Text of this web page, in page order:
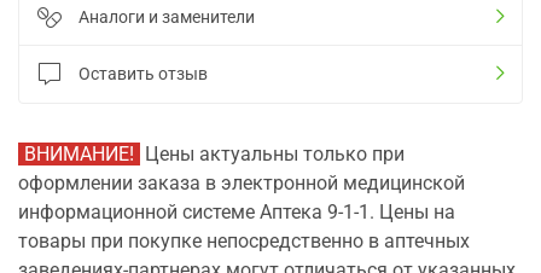
Аналоги и заменители
Оставить отзыв
ВНИМАНИЕ! Цены актуальны только при
оформлении заказа в электронной медицинской
информационной системе Аптека 9-1-1. Цены на
товары при покупке непосредственно в аптечных